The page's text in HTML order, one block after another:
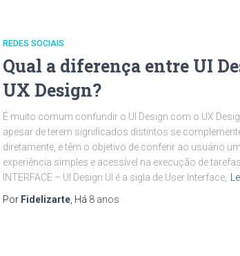
REDES SOCIAIS
Qual a diferença entre UI
UX Design?
É muito comum confundir o UI Design com o UX
apesar de terem significados distintos se
diretamente, e têm o objetivo de conferir ao usuário
experiência simples e acessível na execução de
INTERFACE – UI Design UI é a sigla de User Interface,
Por Fidelizarte , Há 8 anos